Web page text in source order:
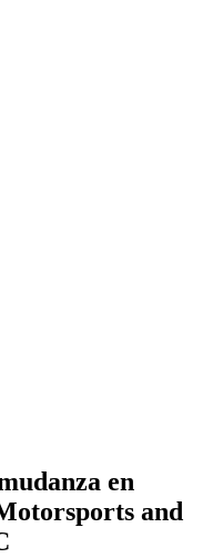
en
and